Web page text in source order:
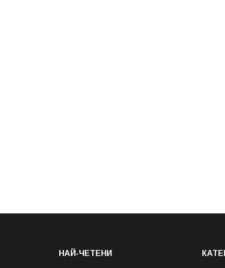
НАЙ-ЧЕТЕНИ